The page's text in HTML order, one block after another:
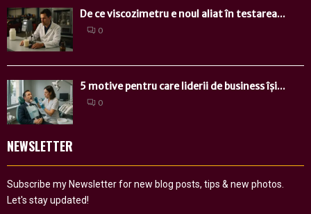
De ce viscozimetru e noul aliat în testarea...
0
5 motive pentru care liderii de business își...
0
NEWSLETTER
Subscribe my Newsletter for new blog posts, tips & new photos.
Let's stay updated!